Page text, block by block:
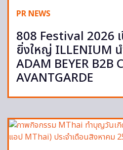
PR NEWS
808 Festival 2026
ยิ่งใหญ่ ILLENIUM
ADAM BEYER B2B
AVANTGARDE